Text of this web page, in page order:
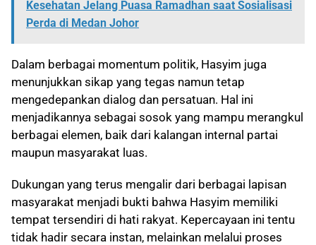
Kesehatan Jelang Puasa Ramadhan saat Sosialisasi
Perda di Medan Johor
Dalam berbagai momentum politik, Hasyim juga
menunjukkan sikap yang tegas namun tetap
mengedepankan dialog dan persatuan. Hal ini
menjadikannya sebagai sosok yang mampu merangkul
berbagai elemen, baik dari kalangan internal partai
maupun masyarakat luas.
Dukungan yang terus mengalir dari berbagai lapisan
masyarakat menjadi bukti bahwa Hasyim memiliki
tempat tersendiri di hati rakyat. Kepercayaan ini tentu
tidak hadir secara instan, melainkan melalui proses